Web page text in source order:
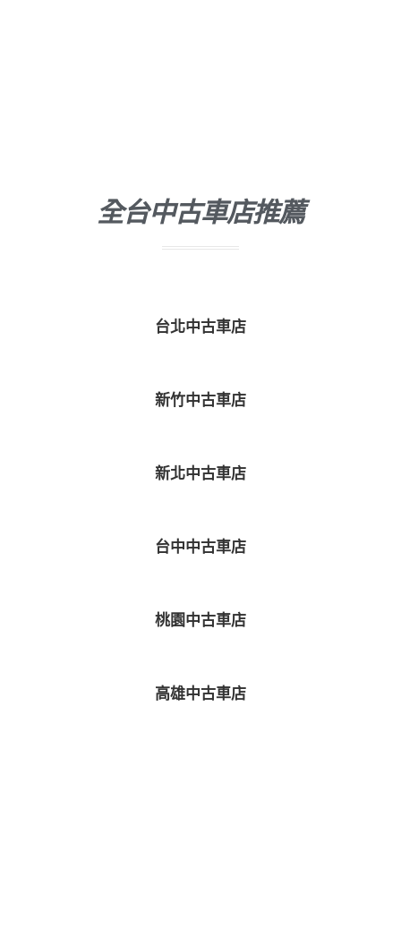
全台中古車店推薦
台北中古車店
新竹中古車店
新北中古車店
台中中古車店
桃園中古車店
高雄中古車店